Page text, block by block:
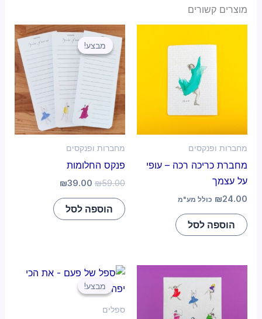
מוצרים קשורים
מחברות ופנקסים
מחברת כריכה רכה – עופי
על עצמך
₪24.00 כולל מע"מ
הוספה לסל
מבצע!
מבצע!
מחברות ופנקסים
פנקס החלומות
₪59.00
₪39.00
הוספה לסל
מבצע!
מבצע!
ספלים